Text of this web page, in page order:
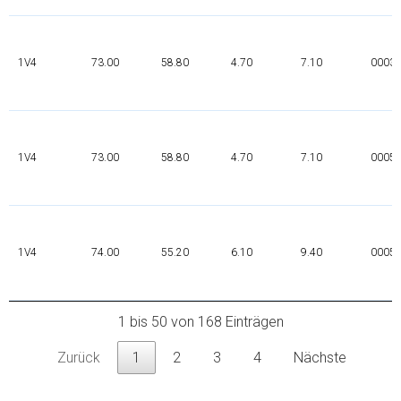
1V4 73.00 58.80 4.70 7.10
1V4 73.00 58.80 4.70 7.10
1V4 74.00 55.20 6.10 9.40
1 bis 50 von 168 Einträgen
Zurück 1 2 3 4 Nächste